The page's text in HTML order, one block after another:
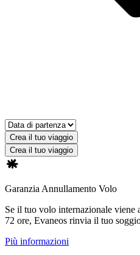
Crea il tuo viaggio
Crea il tuo viaggio
Garanzia Annullamento Volo
Se il tuo volo internazionale viene
72 ore, Evaneos rinvia il tuo
Più informazioni